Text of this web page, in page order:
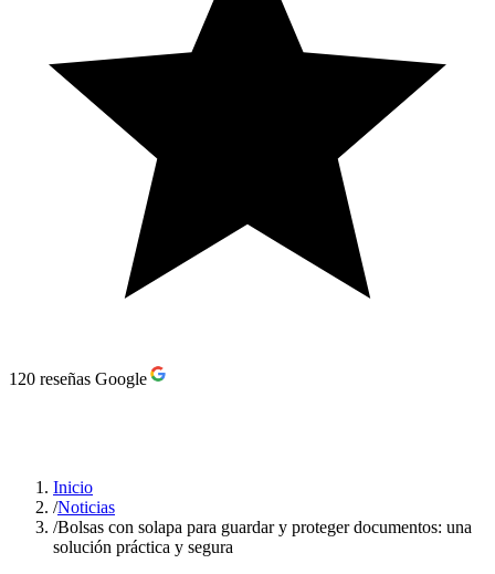
120 reseñas Google
Inicio
/Noticias
/Bolsas con solapa para guardar y proteger documentos: una
solución práctica y segura